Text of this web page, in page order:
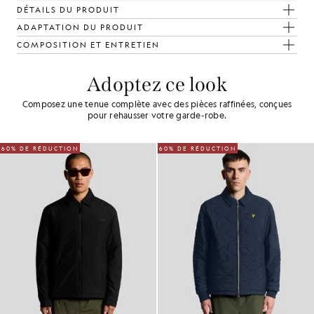
DÉTAILS DU PRODUIT
ADAPTATION DU PRODUIT
COMPOSITION ET ENTRETIEN
Adoptez ce look
Composez une tenue complète avec des pièces raffinées, conçues
pour rehausser votre garde-robe.
60% DE RÉDUCTION 60% DE RÉDUCTION